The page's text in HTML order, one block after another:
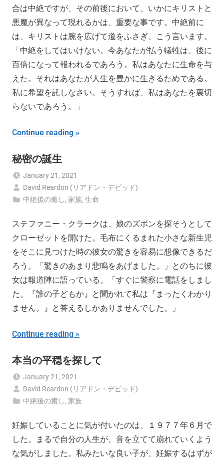
合は中絶ですが、その前後において、いかにキリストと
悪魔が異なって現れるかは、重要な事です。中絶前に
は、キリストは腕を広げて道をふさぎ、こう言います。
「中絶をしてはいけない。今あなたが払う犠牲は、後に
百倍になって報われるであろう。私はあなたに生命を与
えた。それはあなたが人生を豊かに生きるためである。
私に希望を託しなさい。そうすれば、私はあなたを裏切
らないであろう。」
Continue reading
秘密の誕生
January 21, 2021
David Reardon (リアドン・デビッド)
中絶後の癒し,家族,生命
ステファニー・クラークは、娘のズボンを探そうとして
クローゼットを開けた。毛布にくるまれた小さな新生児
をそこに見つけた時の彼女の驚きを容易に想像できるだ
ろう。「驚きのあまり悲鳴をあげました。」とのちに彼
女は報道陣に語っている。「すぐに警察に電話をしまし
た。『誰の子どもか』と聞かれて私は『まったくわかり
ません。』と答えるしかありませんでした。」
Continue reading
本当の平穏を探して
January 21, 2021
David Reardon (リアドン・デビッド)
中絶後の癒し,家族
妊娠していることに気が付いたのは、１９７７年６月で
した。まるで自分の人生が、音を立てて崩れていくよう
な気がしました。私みたいな良い子が、妊娠するはずが